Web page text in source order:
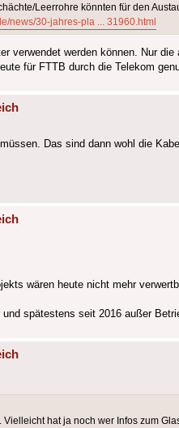
Leerrohre könnten für den
news/30-jahres-pla ... 31960.html
verwendet werden können. Nur
für FTTB durch die Telekom
Das sind dann wohl die
wären heute nicht mehr
spätestens seit 2016 außer
hat ja noch wer Infos zum